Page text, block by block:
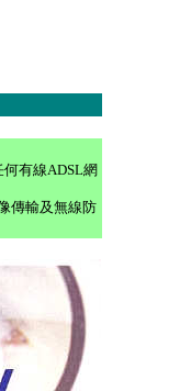
有線ADSL網
傳輸及無線防